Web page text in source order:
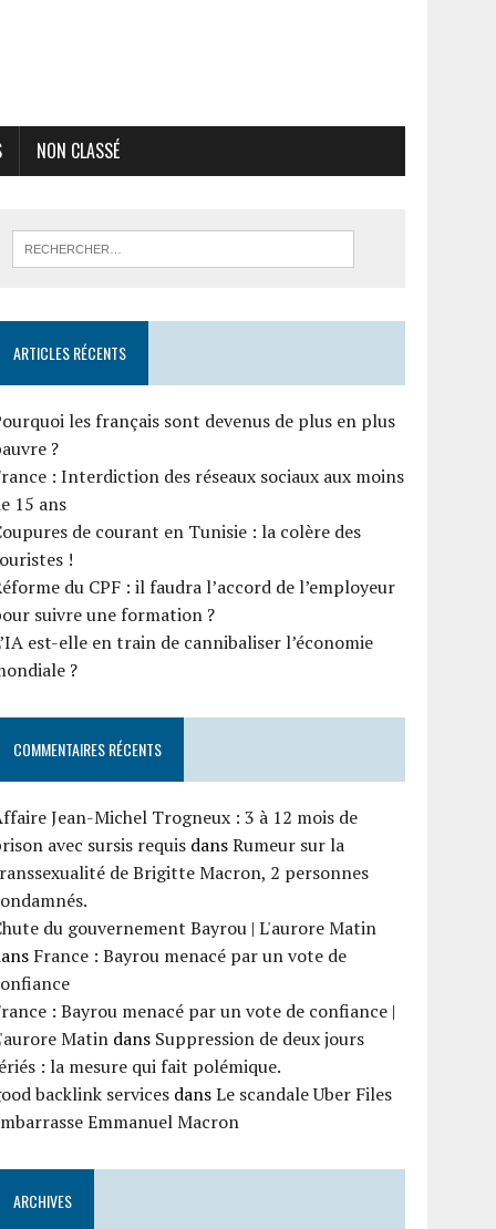
NON CLASSÉ
ARTICLES RÉCENTS
les français sont devenus de plus en plus
?
: Interdiction des réseaux sociaux aux moins
15 ans
de courant en Tunisie : la colère des
!
du CPF : il faudra l’accord de l’employeur
suivre une formation ?
est-elle en train de cannibaliser l’économie
?
COMMENTAIRES RÉCENTS
Jean-Michel Trogneux : 3 à 12 mois de
avec sursis requis dansRumeur sur la
de Brigitte Macron, 2 personnes
du gouvernement Bayrou | L'aurore Matin
France : Bayrou menacé par un vote de
: Bayrou menacé par un vote de confiance |
Matin dans Suppression de deux jours
: la mesure qui fait polémique.
backlink services dansLe scandale Uber Files
Emmanuel Macron
ARCHIVES